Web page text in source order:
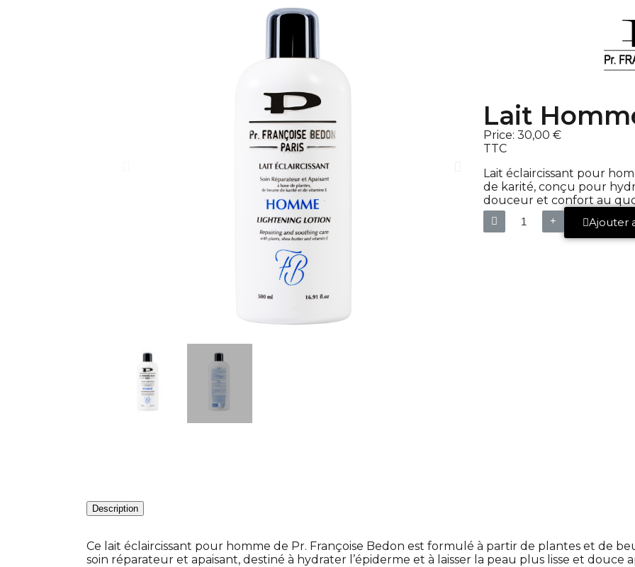
Lait
Price: 30,00 €
TTC
Lait éclaircissant pour
de karité, conçu pour
douceur et confort au
Ajouter
Description
Ce lait éclaircissant pour homme de Pr. Françoise Bedon est formulé à partir de plantes et de
soin réparateur et apaisant, destiné à hydrater l’épiderme et à laisser la peau plus lisse et douce